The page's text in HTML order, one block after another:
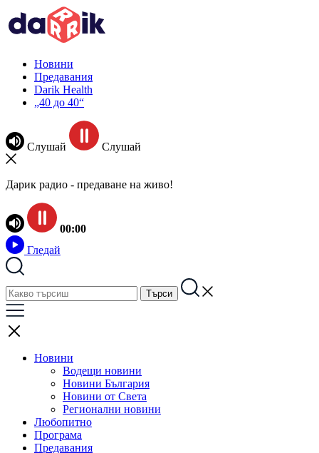
Новини
Предавания
Darik Health
„40 до 40“
Слушай Слушай
Дарик радио - предаване на живо!
00:00
Гледай
Новини
Водещи новини
Новини България
Новини от Света
Регионални новини
Любопитно
Програма
Предавания